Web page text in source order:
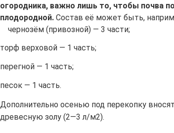
огородника, важно лишь то, чтобы почва
плодородной. Состав её может быть,
чернозём (привозной) — 3 части;
торф верховой — 1 часть;
перегной — 1 часть;
песок — 1 часть.
Дополнительно осенью под перекопку
древесную золу (2—3 л/м2).